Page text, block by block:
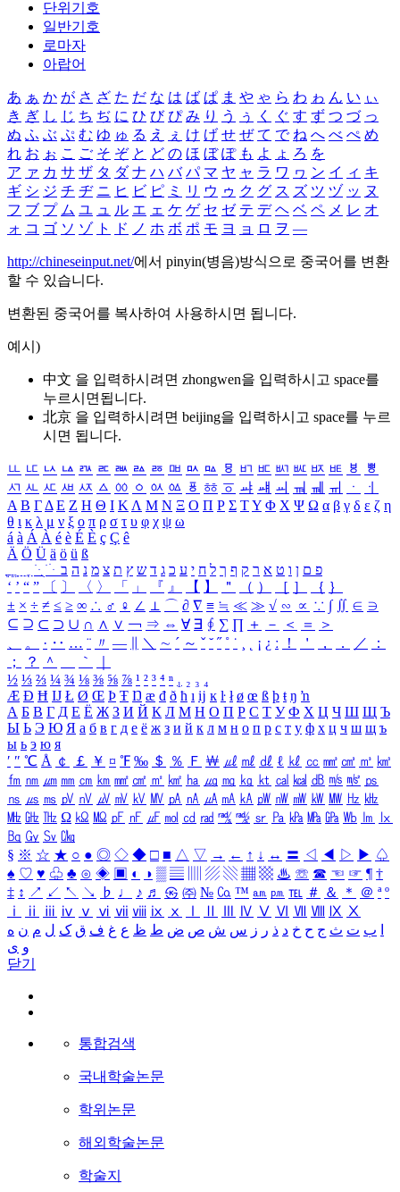
단위기호
일반기호
로마자
아랍어
あ ぁ か が さ ざ た だ な は ば ぱ ま や ゃ ら わ ゎ ん い ぃ
き ぎ し じ ち ぢ に ひ び ぴ み り う ぅ く ぐ す ず つ づ っ
ぬ ふ ぶ ぷ む ゆ ゅ る え ぇ け げ せ ぜ て で ね へ べ ぺ め
れ お ぉ こ ご そ ぞ と ど の ほ ぼ ぽ も よ ょ ろ を
ア ァ カ サ ザ タ ダ ナ ハ バ パ マ ヤ ャ ラ ワ ヮ ン イ ィ キ
ギ シ ジ チ ヂ ニ ヒ ビ ピ ミ リ ウ ゥ ク グ ス ズ ツ ヅ ッ ヌ
フ ブ プ ム ユ ュ ル エ ェ ケ ゲ セ ゼ テ デ ヘ ベ ペ メ レ オ
ォ コ ゴ ソ ゾ ト ド ノ ホ ボ ポ モ ヨ ョ ロ ヲ ―
http://chineseinput.net/에서 pinyin(병음)방식으로 중국어를 변환
할 수 있습니다.
변환된 중국어를 복사하여 사용하시면 됩니다.
예시)
中文 을 입력하시려면 zhongwen을 입력하시고 space를
누르시면됩니다.
北京 을 입력하시려면 beijing을 입력하시고 space를 누르
시면 됩니다.
ㅥ ㅦ ㅧ ㅨ ㅩ ㅪ ㅫ ㅬ ㅭ ㅮ ㅯ ㅰ ㅱ ㅲ ㅳ ㅴ ㅵ ㅶ ㅷ ㅸ
ㅹ
ㅺ ㅻ ㅼ ㅽ ㅾ ㅿ ㆀ ㆁ ㆂ ㆃ ㆄ ㆅ ㆆ ㆇ ㆈ ㆉ ㆊ ㆋ ㆌ ㆍ
ㆎ
Α Β ΓΔ Ε Ζ Η Θ Ι ΚΛ Μ Ν Ξ Ο Π Ρ Σ ΤΥ Φ Χ Ψ Ω α β γ δ ε ζ η
θ ι κ λ μ ν ξ ο π ρ σ τ υ φ χ ψ ω
á à Á À é è É È ç Ç ê
Ä Ö Ü ä ö ü ß
ִֶֹ ֻּ ׁׂ פ ם ן ו ט א ר ק ף ך ל ח י ע כ ג ד ש ץ ת צ מ נ ה ב
‘ ’ “ ” 〔 〕 〈 〉 「 」 『 』 【 】 ＂ （ ） ［ ］ ｛ ｝
± × ÷ ≠ ≤ ≥ ∞ ∴ ♂ ♀ ∠ ⊥ ⌒ ∂ ∇ ≡ ≒ ≪ ≫ √ ∽ ∝ ∵ ∫ ∬ ∈ ∋
⊆ ⊇ ⊂ ⊃ ∪ ∩ ∧ ∨ ￢ ⇒ ⇔ ∀ ∃ ∮ ∑ ∏ ＋ － ＜ ＝
＞
、
。 · ‥ … ¨ 〃 ― ＼ ∼ ´ ～ ˇ ˘ ˝ ˚ ˙ ¸ ¡ ¿ ː ！ ＇ ， ． ／
：
；
？ ＾ ｀
½ ⅓ ⅔ ¼ ¾ ⅛ ⅜ ⅝ ⅞ ¹ ² ³ ⁴ ⁿ ₁ ₂ ₃ ₄
Æ Ð Ħ Ĳ Ł Ø Œ Þ Ŧ Ŋ æ đ ð ħ ı ĳ ĸ ŀ ł ø œ ß þ ŧ ŋ ŉ
А Б В Г Д Е Ё Ж З И Й К Л М Н О П Р С Т У Ф Х Ц Ч Ш Щ Ъ
Ы Ь Э Ю Я а б в г д е ё ж з и й к л м н о п р с т у ф х ц ч ш щ ъ
ы ь э ю я
′ ″ ℃ Å ￠ ￡ ￥ ¤ ℉ ‰ ＄ ％ Ｆ ￦ ㎕ ㎖ ㎗ ℓ ㎘ ㏄ ㎣ ㎤ ㎥ ㎦
㎙ ㎚ ㎛ ㎜ ㎝ ㎞ ㎟ ㎠ ㎡ ㎢ ㏊ ㎍ ㎎ ㎏ ㏏ ㎈ ㎉ ㏈ ㎧ ㎨ ㎰
㎱ ㎲ ㎳ ㎴ ㎵ ㎶ ㎷ ㎸ ㎹ ㎀ ㎁ ㎂ ㎃ ㎄ ㎺ ㎻ ㎽ ㎾ ㎿ ㎐ ㎑
㎒ ㎓ ㎔ Ω ㏀ ㏁ ㎊ ㎋ ㎌ ㏖ ㏅ ㎭ ㎮ ㎯ ㏛ ㎩ ㎪ ㎫ ㎬ ㏝ ㏐
㏓
㏃ ㏉ ㏜ ㏆
§ ※ ☆ ★ ○ ● ◎ ◇ ◆ □ ■ △ ▽ → ← ↑ ↓ ↔ 〓 ◁ ◀ ▷ ▶ ♤
♠ ♡ ♥ ♧ ♣ ⊙ ◈ ▣ ◐ ◑ ▒ ▤ ▨ ▧ ▦ ▩ ♨ ☏ ☎ ☜ ☞ ¶ †
‡ ↕ ↗ ↙ ↖ ↘ ♭ ♩ ♪ ♬ ㉿ ㈜ № ㏇ ™ ㏂ ㏘ ℡ ＃ ＆ ＊ ＠ ª º
ⅰ
ⅱ ⅲ ⅳ ⅴ ⅵ ⅶ ⅷ ⅸ ⅹ Ⅳ Ⅴ Ⅵ Ⅶ Ⅷ Ⅸ Ⅹ
ب ت ث ج ح خ د ذ ر ز س ش ص ض ط ظ ع غ ف ق ک ل م ن ه
و ی
닫기
통합검색
국내학술논문
학위논문
해외학술논문
학술지